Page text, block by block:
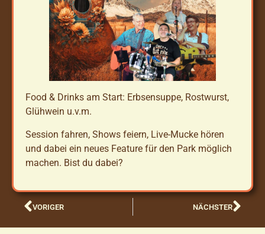
Food & Drinks am Start: Erbsensuppe, Rostwurst,
Glühwein u.v.m.
Session fahren, Shows feiern, Live-Mucke hören
und dabei ein neues Feature für den Park möglich
machen. Bist du dabei?
VORIGER NÄCHSTER